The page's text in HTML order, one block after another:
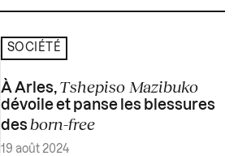
SOCIÉTÉ
À Arles, Tshepiso Mazibuko
dévoile et panse les blessures
des born-free
19 août 2024